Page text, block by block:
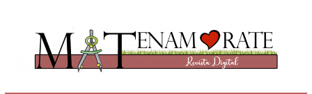
contenido